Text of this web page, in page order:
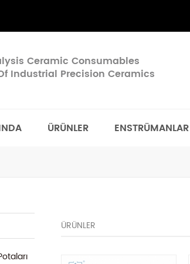
Ceramic Consumables
Industrial Precision Ceramics
ÜRÜNLER ENSTRÜMANLAR
ÜRÜNLER